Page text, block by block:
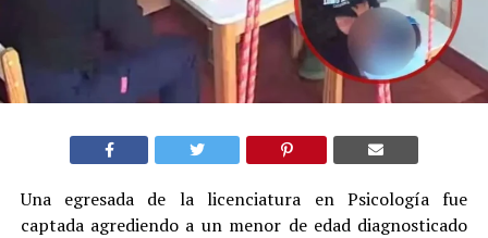
Una egresada de la licenciatura en Psicología fue
captada agrediendo a un menor de edad diagnosticado